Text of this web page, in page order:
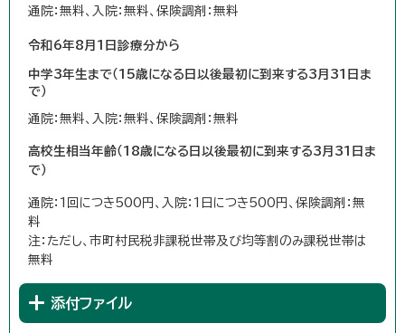
通院：無料、入院：無料、保険調剤：無料
令和6年8月1日診療分から
中学3年生まで（15歳になる日以後最初に到来する3月31日ま
で）
通院：無料、入院：無料、保険調剤：無料
高校生相当年齢（18歳になる日以後最初に到来する3月31日ま
で）
通院：1回につき500円、入院：1日につき500円、保険調剤：無
料
注：ただし、市町村民税非課税世帯及び均等割のみ課税世帯は
無料
添付ファイル